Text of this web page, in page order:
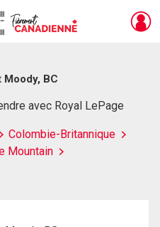
Moody, BC
avec Royal LePage
Colombie-Britannique
Mountain